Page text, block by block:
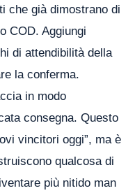
che già dimostrano di
COD. Aggiungi
di attendibilità della
la conferma.
in modo
consegna. Questo
vincitori oggi”, ma è
qualcosa di
più nitido man